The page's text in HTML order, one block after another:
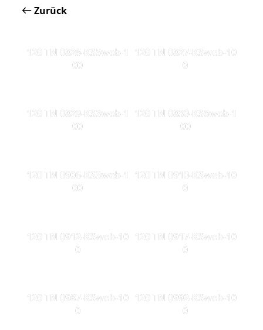
Zurück
120 TN 0826-KS5web-1
00
120 TN 0827-KSweb-10
0
120 TN 0829-KS3web-1
00
120 TN 0830-KS6web-1
00
120 TN 0906-KS3web-1
00
120 TN 0910-KSweb-10
0
120 TN 0912-KSweb-10
0
120 TN 0917-KSweb-10
0
120 TN 0987-KSweb-10
0
120 TN 0992-KSweb-10
0